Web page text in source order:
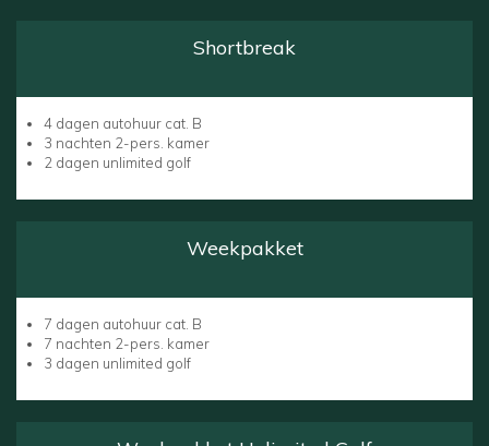
Shortbreak
4 dagen autohuur cat. B
3 nachten 2-pers. kamer
2 dagen unlimited golf
Weekpakket
7 dagen autohuur cat. B
7 nachten 2-pers. kamer
3 dagen unlimited golf